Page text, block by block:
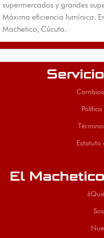
supermercados y grandes
Máxima eficiencia lumínica.
Machetico, Cúcuta.
Estatuto
El Machetico